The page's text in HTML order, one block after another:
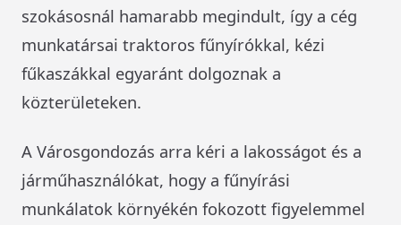
szokásosnál hamarabb megindult, így a cég
munkatársai traktoros fűnyírókkal, kézi
fűkaszákkal egyaránt dolgoznak a
közterületeken.
A Városgondozás arra kéri a lakosságot és a
járműhasználókat, hogy a fűnyírási
munkálatok környékén fokozott figyelemmel